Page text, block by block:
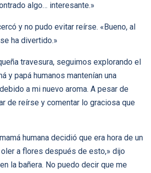
algo… interesante.»
y no pudo evitar reírse. «Bueno, al
ha divertido.»
travesura, seguimos explorando el
y papá humanos mantenían una
a mi nuevo aroma. A pesar de
de reírse y comentar lo graciosa que
humana decidió que era hora de un
oler a flores después de esto,» dijo
la bañera. No puedo decir que me